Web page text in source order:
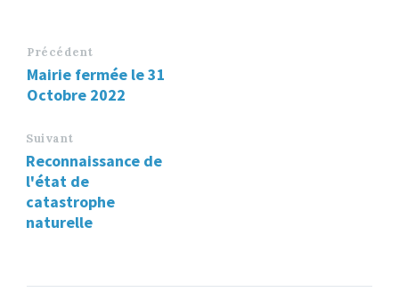
Précédent
Mairie fermée le 31
Octobre 2022
Suivant
Reconnaissance de
l'état de
catastrophe
naturelle